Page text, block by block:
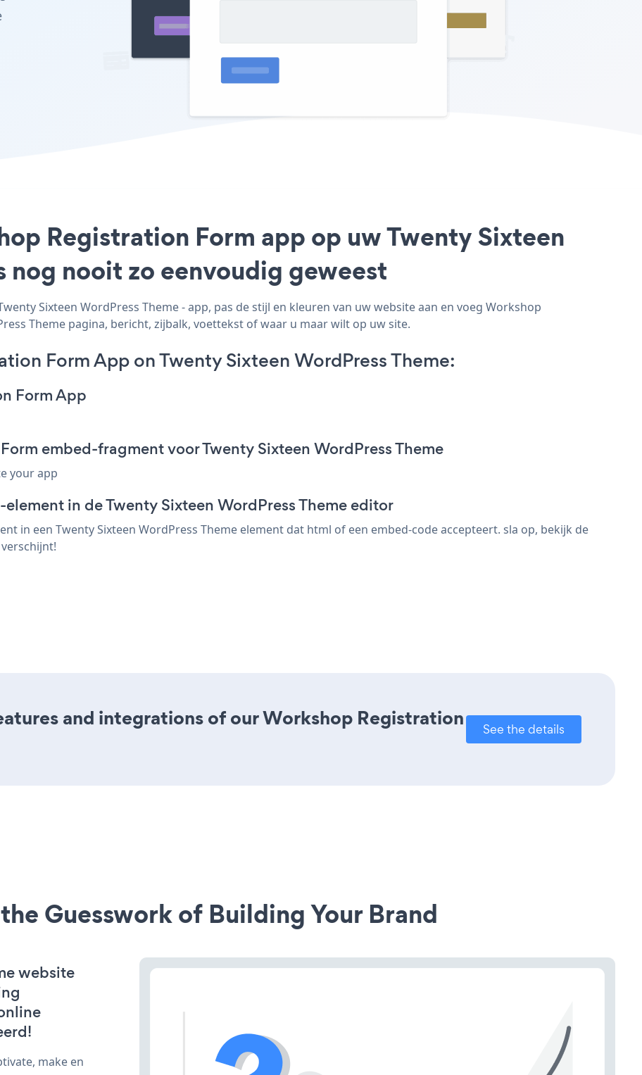
Registration Form app op uw Twenty Sixteen
nog nooit zo eenvoudig geweest
Sixteen WordPress Theme - app, pas de stijl en kleuren van uw website aan en voeg Workshop
Theme pagina, bericht, zijbalk, voettekst of waar u maar wilt op uw site.
Form App on Twenty Sixteen WordPress Theme:
Form App
embed-fragment voor Twenty Sixteen WordPress Theme
your app
in de Twenty Sixteen WordPress Theme editor
in een Twenty Sixteen WordPress Theme element dat html of een embed-code accepteert. sla op, bekijk de
and integrations of our Workshop Registration
See the details
Guesswork of Building Your Brand
website
make en